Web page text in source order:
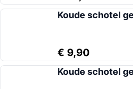
Koude schotel
€ 9,90
Koude schotel